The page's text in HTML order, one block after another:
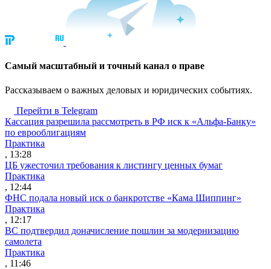
Cамый масштабный и точный канал о праве
Рассказываем о важных деловых и юридических событиях.
Перейти в Telegram
Кассация разрешила рассмотреть в РФ иск к «Альфа-Банку»
по еврооблигациям
Практика
, 13:28
ЦБ ужесточил требования к листингу ценных бумаг
Практика
, 12:44
ФНС подала новый иск о банкротстве «Кама Шиппинг»
Практика
, 12:17
ВС подтвердил доначисление пошлин за модернизацию
самолета
Практика
, 11:46